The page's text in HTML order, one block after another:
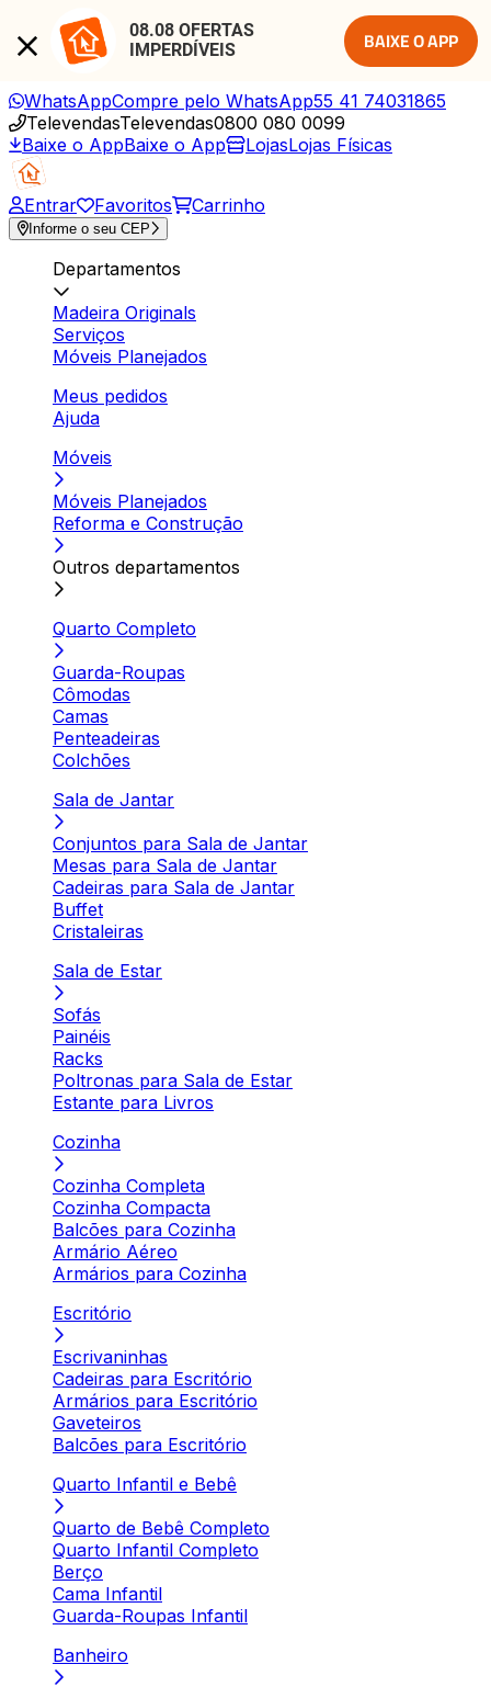
08.08 OFERTAS
IMPERDÍVEIS
BAIXE O APP
WhatsAppCompre pelo WhatsApp55 41 74031865
TelevendasTelevendas0800 080 0099
Baixe o AppBaixe o App LojasLojas Físicas
Entrar Favoritos Carrinho
Informe o seu CEP
Departamentos
Madeira Originals
Serviços
Móveis Planejados
Meus pedidos
Ajuda
Móveis
Móveis Planejados
Reforma e Construção
Outros departamentos
Quarto Completo
Guarda-Roupas
Cômodas
Camas
Penteadeiras
Colchões
Sala de Jantar
Conjuntos para Sala de Jantar
Mesas para Sala de Jantar
Cadeiras para Sala de Jantar
Buffet
Cristaleiras
Sala de Estar
Sofás
Painéis
Racks
Poltronas para Sala de Estar
Estante para Livros
Cozinha
Cozinha Completa
Cozinha Compacta
Balcões para Cozinha
Armário Aéreo
Armários para Cozinha
Escritório
Escrivaninhas
Cadeiras para Escritório
Armários para Escritório
Gaveteiros
Balcões para Escritório
Quarto Infantil e Bebê
Quarto de Bebê Completo
Quarto Infantil Completo
Berço
Cama Infantil
Guarda-Roupas Infantil
Banheiro